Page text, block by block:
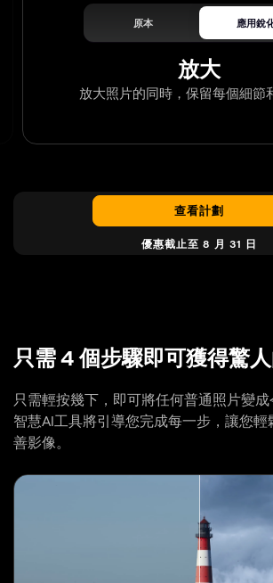
放大
放大照片的同時，保留每個細節
原本 應用銳
查看計劃
優惠截止至 8 月 31 日
只需 4 個步驟即可獲得驚
只需輕按幾下，即可將任何普通照片變成
智慧AI工具將引導您完成每一步，讓您
善影像。